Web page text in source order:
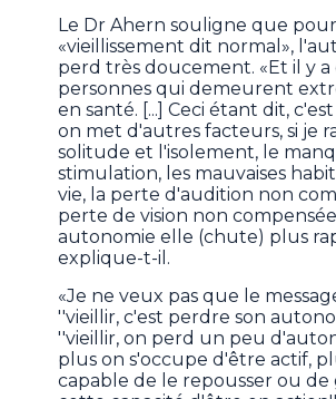
Le Dr Ahern souligne que
«vieillissement dit normal»,
perd très doucement. «Et il y a
personnes qui demeurent
en santé. [...] Ceci étant dit,
on met d'autres facteurs, si je
solitude et l'isolement, le
stimulation, les mauvaises
vie, la perte d'audition non
perte de vision non
autonomie elle (chute) plus
explique-t-il.
«Je ne veux pas que le
''vieillir, c'est perdre son
''vieillir, on perd un peu
plus on s'occupe d'être actif,
capable de le repousser ou de